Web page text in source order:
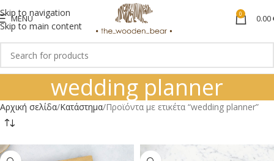
Skip to navigation
Skip to main content
MENU 0 0.00
wedding planner
Αρχική σελίδα Κατάστημα Προϊόντα με ετικέτα “wedding planner”